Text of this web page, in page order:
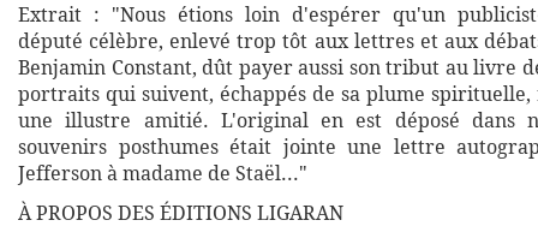
Extrait : "Nous étions loin d'espérer qu'un
député célèbre, enlevé trop tôt aux lettres et aux
Benjamin Constant, dût payer aussi son tribut au livre
portraits qui suivent, échappés de sa plume spirituelle,
une illustre amitié. L'original en est déposé dans
souvenirs posthumes était jointe une lettre
Jefferson à madame de Staël..."
À PROPOS DES ÉDITIONS LIGARAN